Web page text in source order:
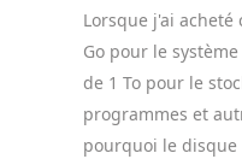
Lorsque j'ai acheté
Go pour le
de 1 To pour le
programmes et
pourquoi le